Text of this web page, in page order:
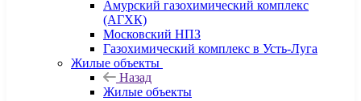
Амурский газохимический комплекс
(АГХК)
Московский НПЗ
Газохимический комплекс в Усть-Луга
Жилые объекты
Назад
Жилые объекты